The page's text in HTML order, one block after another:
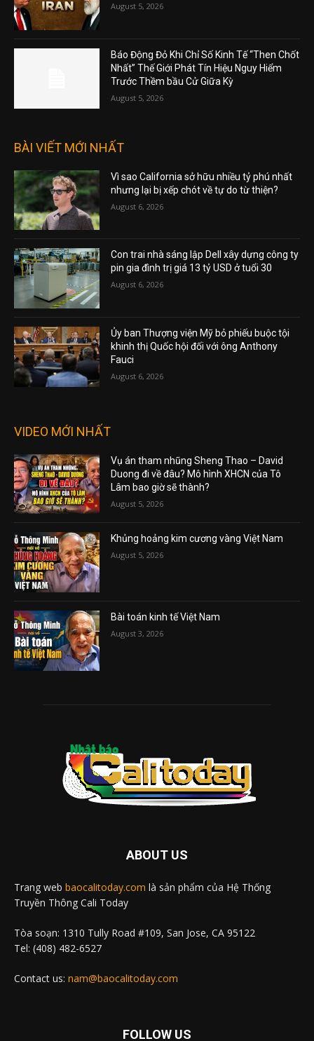
August 5, 2026
Báo Động Đỏ Khi Chỉ Số Kinh Tế “Then Chốt
Nhất” Thế Giới Phát Tín Hiệu Nguy Hiểm
Trước Thềm bầu Cử Giữa Kỳ
August 5, 2026
BÀI VIẾT MỚI NHẤT
Vì sao California sở hữu nhiều tỷ phú nhất
nhưng lại bị xếp chót về tự do từ thiện?
August 6, 2026
Con trai nhà sáng lập Dell xây dựng công ty
pin gia đình trị giá 13 tỷ USD ở tuổi 30
August 6, 2026
Ủy ban Thượng viện Mỹ bỏ phiếu buộc tội
khinh thị Quốc hội đối với ông Anthony
Fauci
August 6, 2026
VIDEO MỚI NHẤT
Vụ án tham nhũng Sheng Thao – David
Duong đi về đâu? Mô hình XHCN của Tô
Lâm bao giờ sẽ thành?
August 5, 2026
Khủng hoảng kim cương vàng Việt Nam
August 5, 2026
Bài toán kinh tế Việt Nam
August 3, 2026
ABOUT US
Trang web baocalitoday.com là sản phẩm của Hệ Thống
Truyền Thông Cali Today
Tòa soạn: 1310 Tully Road #109, San Jose, CA 95122
Tel: (408) 482-6527
Contact us: nam@baocalitoday.com
FOLLOW US